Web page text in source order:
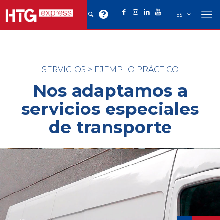
ES
SERVICIOS > EJEMPLO PRÁCTICO
Nos adaptamos a
servicios especiales
de transporte